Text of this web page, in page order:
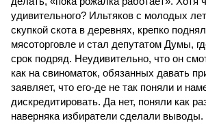
удивительного? Ильтяков с молодых
скупкой скота в деревнях, крепко
мясоторговле и стал депутатом Думы,
срок подряд. Неудивительно, что он
как на свиноматок, обязанных давать
заявляет, что его-де не так поняли и
дискредитировать. Да нет, поняли как
наверняка избиратели сделали выводы.